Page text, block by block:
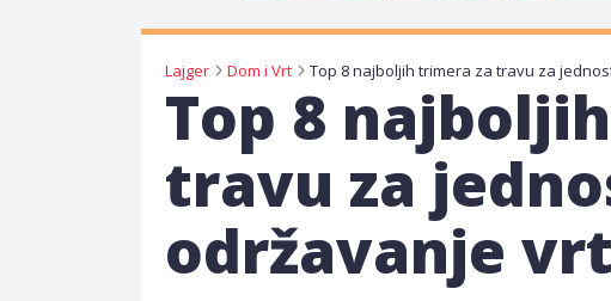
Lajger Dom i Vrt
Top 8
travu za
održavanje